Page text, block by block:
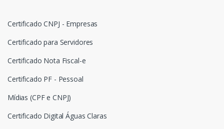
Certificado CNPJ - Empresas
Certificado para Servidores
Certificado Nota Fiscal-e
Certificado PF - Pessoal
Mídias (CPF e CNPJ)
Certificado Digital Águas Claras